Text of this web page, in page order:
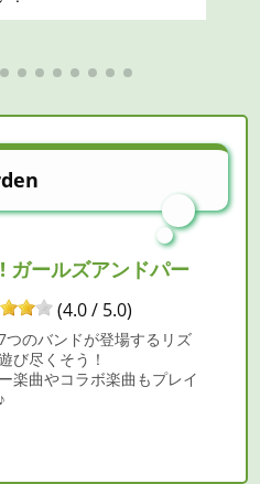
ガールズアンドパー
(4.0 / 5.0)
つのバンドが登場するリズ
び尽くそう！
楽曲やコラボ楽曲もプレイ